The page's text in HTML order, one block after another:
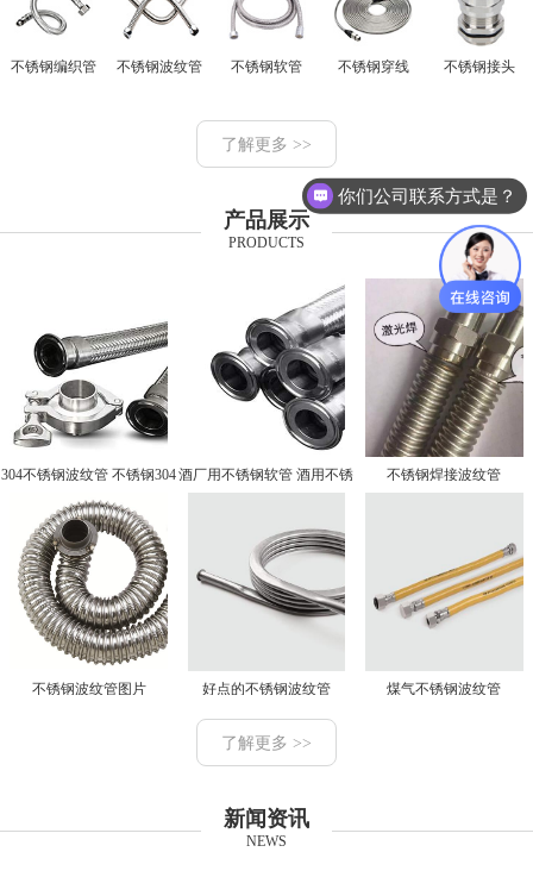
不锈钢编织管 不锈钢波纹管 不锈钢软管 不锈钢穿线 不锈钢接头
了解更多 >>
产品展示
PRODUCTS
304不锈钢波纹管 不锈钢304
波纹管
酒厂用不锈钢软管 酒用不锈 不锈钢焊接波纹管
不锈钢波纹管图片 好点的不锈钢波纹管 煤气不锈钢波纹管
了解更多 >>
新闻资讯
NEWS
你们公司联系方式是？